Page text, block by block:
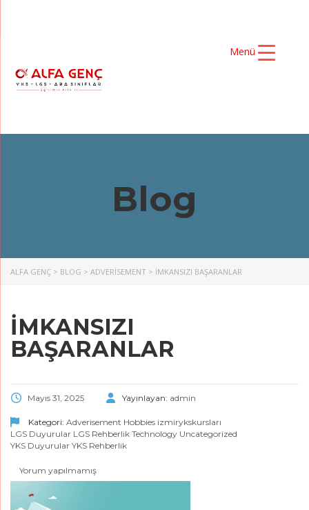
Menü
Blog
ALFA GENÇ > BLOG > ADVERISEMENT > İMKANSIZI BAŞARANLAR
İMKANSIZI
BAŞARANLAR
Mayıs 31, 2025 Yayınlayan: admin
Kategori: Adverisement Hobbies izmirykskursları
LGS Duyurular LGS Rehberlik Technology Uncategorized
YKS Duyurular YKS Rehberlik
Yorum yapılmamış